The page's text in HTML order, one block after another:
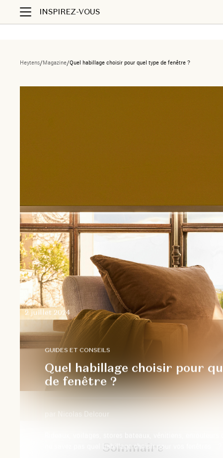
INSPIREZ-VOUS
Heytens/Magazine/Quel habillage choisir pour quel type de fenêtre ?
2 juillet 2024
GUIDES ET CONSEILS
Quel habillage choisir pour
de fenêtre ?
par Nicolas Delcour
ne savez pas quel habillage choisir pour vos fenêtres ?
Sommaire